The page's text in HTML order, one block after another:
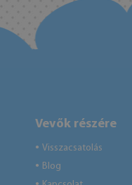
Vevők részére
● Visszacsatolás
● Blog